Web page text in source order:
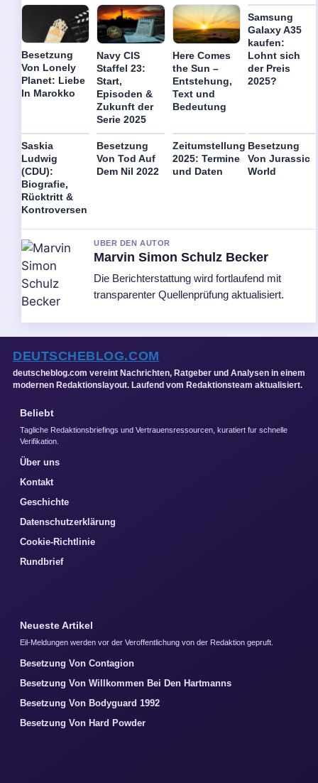
Besetzung
Von Lonely
Planet: Liebe
In Marokko
Navy CIS
Staffel 23:
Start,
Episoden &
Zukunft der
Serie 2025
Here Comes
the Sun –
Entstehung,
Text und
Bedeutung
Samsung
Galaxy A35
kaufen:
Lohnt sich
der Preis
2025?
Saskia
Ludwig
(CDU):
Biografie,
Rücktritt &
Kontroversen
Besetzung
Von Tod Auf
Dem Nil 2022
Zeitumstellung
2025: Termine
und Daten
Besetzung
Von Jurassic
World
UBER DEN AUTOR
Marvin Simon Schulz Becker
Die Berichterstattung wird fortlaufend mit
transparenter Quellenprüfung aktualisiert.
DEUTSCHEBLOG.COM
deutscheblog.com vereint Nachrichten, Ratgeber und Analysen in einem
modernen Redaktionslayout. Laufend vom Redaktionsteam aktualisiert.
Beliebt
Tagliche Redaktionsbriefings und Vertrauensressourcen, kuratiert fur schnelle
Verifikation.
Über uns
Kontakt
Geschichte
Datenschutzerklärung
Cookie-Richtlinie
Rundbrief
Neueste Artikel
Eil-Meldungen werden vor der Veroffentlichung von der Redaktion gepruft.
Besetzung Von Contagion
Besetzung Von Willkommen Bei Den Hartmanns
Besetzung Von Bodyguard 1992
Besetzung Von Hard Powder